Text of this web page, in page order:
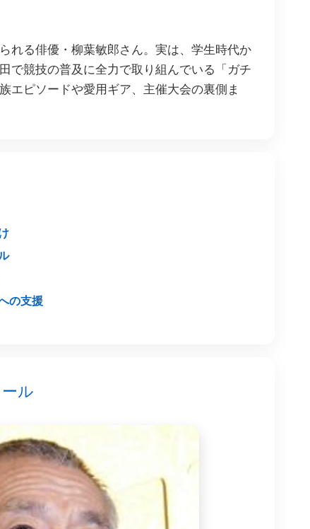
れる俳優・柳葉敏郎さん。実は、学生時代か
で競技の普及に全力で取り組んでいる「ガチ
エピソードや愛用ギア、主催大会の裏側ま
の支援
ル